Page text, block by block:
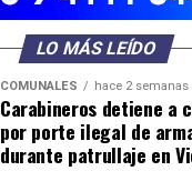
LO MÁS LEÍDO
COMUNALES hace 2 semanas
Carabineros detiene a
por porte ilegal de
durante patrullaje en